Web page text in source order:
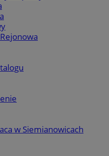
w Siemianowicach